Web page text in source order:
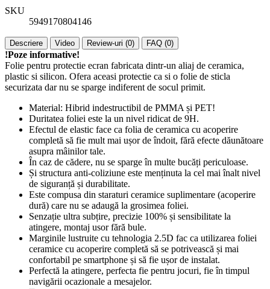
SKU
5949170804146
Descriere Video Review-uri (0) FAQ (0)
!Poze informative!
Folie pentru protectie ecran fabricata dintr-un aliaj de ceramica,
plastic si silicon. Ofera aceasi protectie ca si o folie de sticla
securizata dar nu se sparge indiferent de socul primit.
Material: Hibrid indestructibil de PMMA și PET!
Duritatea foliei este la un nivel ridicat de 9H.
Efectul de elastic face ca folia de ceramica cu acoperire
completă să fie mult mai ușor de îndoit, fără efecte dăunătoare
asupra mâinilor tale.
În caz de cădere, nu se sparge în multe bucăți periculoase.
Și structura anti-coliziune este menținuta la cel mai înalt nivel
de siguranță și durabilitate.
Este compusa din staraturi ceramice suplimentare (acoperire
dură) care nu se adaugă la grosimea foliei.
Senzație ultra subțire, precizie 100% și sensibilitate la
atingere, montaj usor fără bule.
Marginile lustruite cu tehnologia 2.5D fac ca utilizarea foliei
ceramice cu acoperire completă să se potrivească și mai
confortabil pe smartphone și să fie ușor de instalat.
Perfectă la atingere, perfecta fie pentru jocuri, fie în timpul
navigării ocazionale a mesajelor.